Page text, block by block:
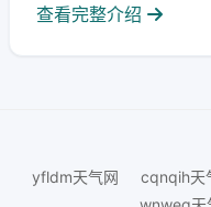
查看完整介绍
yfldm天气网
cqnqih天